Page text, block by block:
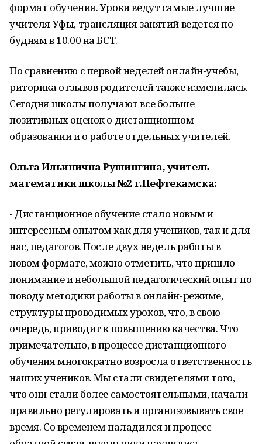
формат обучения. Уроки ведут самые лучшие
учителя Уфы, трансляция занятий ведется по
будням в 10.00 на БСТ.
По сравнению с первой неделей онлайн-учебы,
риторика отзывов родителей также изменилась.
Сегодня школы получают все больше
позитивных оценок о дистанционном
образовании и о работе отдельных учителей.
Ольга Ильинична Рушингина, учитель
математики школы №2 г.Нефтекамска:
- Дистанционное обучение стало новым и
интересным опытом как для учеников, так и для
нас, педагогов. После двух недель работы в
новом формате, можно отметить, что пришло
понимание и небольшой педагогический опыт по
поводу методики работы в онлайн-режиме,
структуры проводимых уроков, что, в свою
очередь, приводит к повышению качества. Что
примечательно, в процессе дистанционного
обучения многократно возросла ответственность
наших учеников. Мы стали свидетелями того,
что они стали более самостоятельными, начали
правильно регулировать и организовывать свое
время. Со временем наладился и процесс